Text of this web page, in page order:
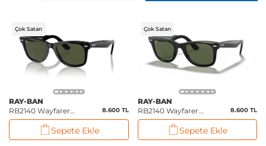
Çok Satan
RAY-BAN
RB2140 Wayfarer
(50 mm)
8.600 TL
Sepete Ekle
Çok Satan
RAY-BAN
RB2140 Wayfarer
(54 mm)
8.600 TL
Sepete Ekle